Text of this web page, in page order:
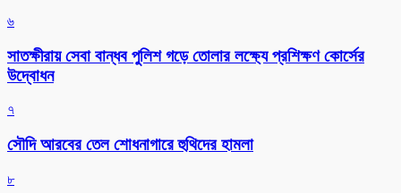
৬
সাতক্ষীরায় সেবা বান্ধব পুলিশ গড়ে তোলার লক্ষ্যে প্রশিক্ষণ কোর্সের
উদ্বোধন
৭
সৌদি আরবের তেল শোধনাগারে হুথিদের হামলা
৮